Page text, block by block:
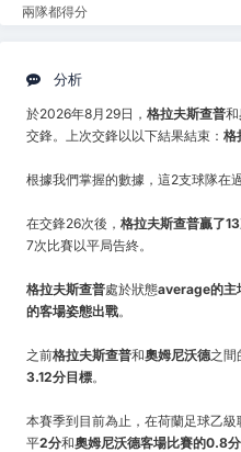
兩隊都得分
分析
於2026年8月29日， 格拉夫斯查普和
交鋒。上次交鋒以以下結果結束： 格
根據我們掌握的數據，這2支球隊在
在交鋒26次後， 格拉夫斯查普贏了
7次比賽以平局告終。
格拉夫斯查普處於狀態average的主
的客場姿態出戰。
之前格拉夫斯查普和奧姆尼沃德之間
3.12分目標。
本賽季到目前為止，在荷蘭足球乙級
平2分和奧姆尼沃德客場比賽的0.8分